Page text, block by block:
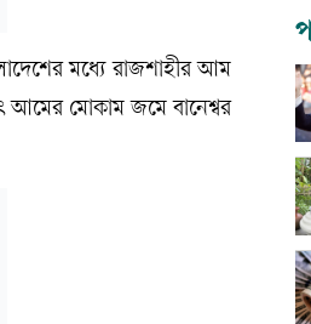
মধ্যে রাজশাহীর আম
আমের মোকাম জমে বানেশ্বর